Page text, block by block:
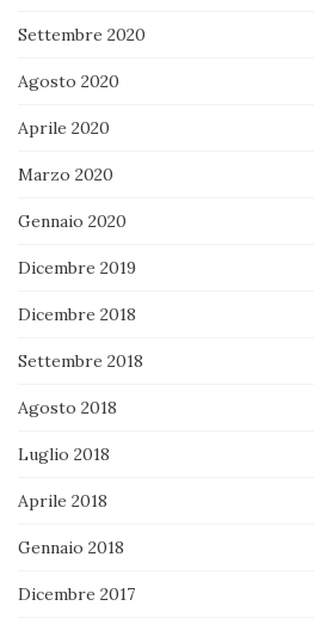
Settembre 2020
Agosto 2020
Aprile 2020
Marzo 2020
Gennaio 2020
Dicembre 2019
Dicembre 2018
Settembre 2018
Agosto 2018
Luglio 2018
Aprile 2018
Gennaio 2018
Dicembre 2017